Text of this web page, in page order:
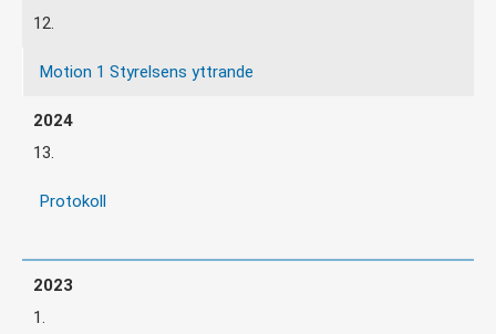
12.
Motion 1 Styrelsens yttrande
13.
Protokoll
1.